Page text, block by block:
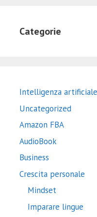
Categorie
Intelligenza artificiale
Uncategorized
Amazon FBA
AudioBook
Business
Crescita personale
Mindset
Imparare lingue